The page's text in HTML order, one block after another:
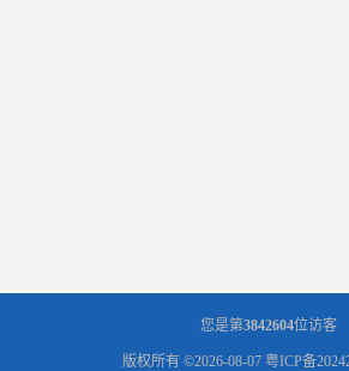
您是第3842604位访客
版权所有 ©2026-08-07 粤ICP备